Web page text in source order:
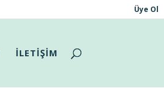
Üye Ol
İLETİŞİM